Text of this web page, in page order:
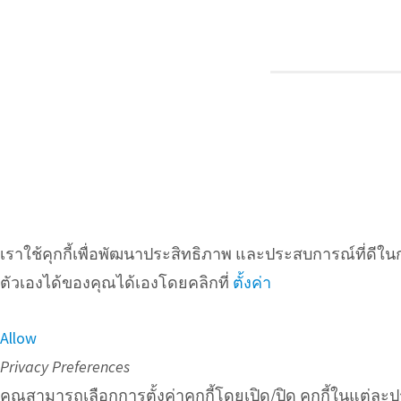
เราใช้คุกกี้เพื่อพัฒนาประสิทธิภาพ และประสบการณ์ที่ดีใ
ตัวเองได้ของคุณได้เองโดยคลิกที่ ตั้งค่า
Allow
Privacy Preferences
คุณสามารถเลือกการตั้งค่าคุกกี้โดยเปิด/ปิด คุกกี้ในแต่ละ